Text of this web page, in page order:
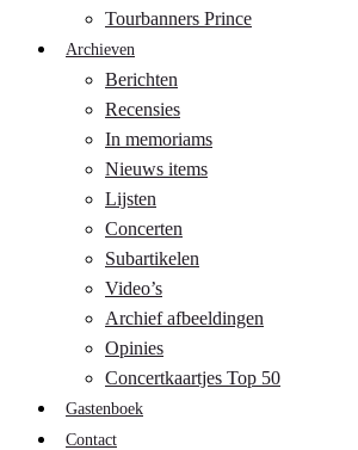
Tourbanners Prince
Archieven
Berichten
Recensies
In memoriams
Nieuws items
Lijsten
Concerten
Subartikelen
Video’s
Archief afbeeldingen
Opinies
Concertkaartjes Top 50
Gastenboek
Contact